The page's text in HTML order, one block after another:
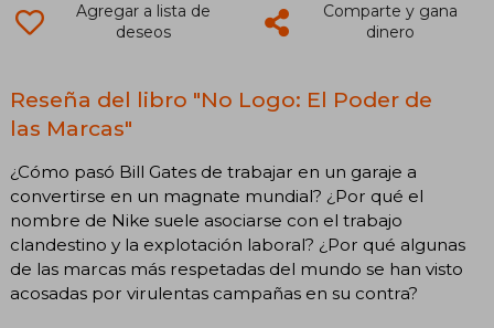
Agregar a lista de
deseos
Comparte y gana
dinero
Reseña del libro "No Logo: El Poder de
las Marcas"
¿Cómo pasó Bill Gates de trabajar en un garaje a
convertirse en un magnate mundial? ¿Por qué el
nombre de Nike suele asociarse con el trabajo
clandestino y la explotación laboral? ¿Por qué algunas
de las marcas más respetadas del mundo se han visto
acosadas por virulentas campañas en su contra?